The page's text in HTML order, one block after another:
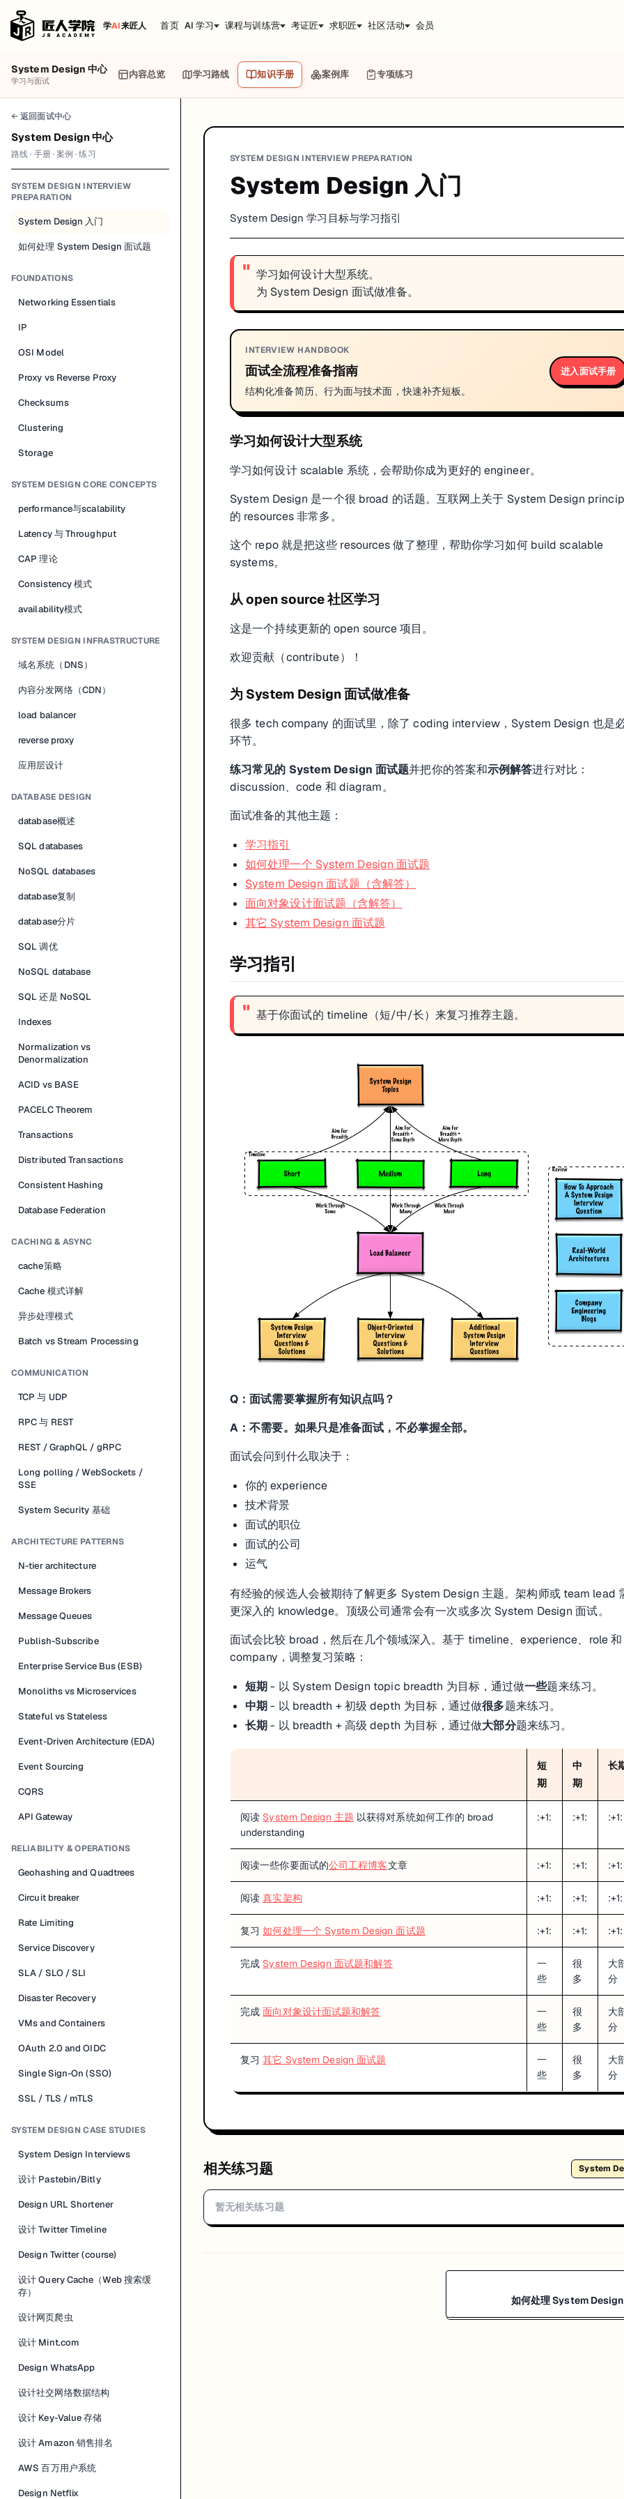
学AI来匠人 首页 AI 学习 课程与训练营 考证匠 求职匠 社区活动 会员
System Design 中心
学习与面试
内容总览 学习路线 知识手册 案例库 专项练习
← 返回面试中心
System Design 中心
路线 · 手册 · 案例 · 练习
SYSTEM DESIGN INTERVIEW
PREPARATION
System Design 入门
如何处理 System Design 面试题
FOUNDATIONS
Networking Essentials
IP
OSI Model
Proxy vs Reverse Proxy
Checksums
Clustering
Storage
SYSTEM DESIGN CORE CONCEPTS
performance与scalability
Latency 与 Throughput
CAP 理论
Consistency 模式
availability模式
SYSTEM DESIGN INFRASTRUCTURE
域名系统（DNS）
内容分发网络（CDN）
load balancer
reverse proxy
应用层设计
DATABASE DESIGN
database概述
SQL databases
NoSQL databases
database复制
database分片
SQL 调优
NoSQL database
SQL 还是 NoSQL
Indexes
Normalization vs
Denormalization
ACID vs BASE
PACELC Theorem
Transactions
Distributed Transactions
Consistent Hashing
Database Federation
CACHING & ASYNC
cache策略
Cache 模式详解
异步处理模式
Batch vs Stream Processing
COMMUNICATION
TCP 与 UDP
RPC 与 REST
REST / GraphQL / gRPC
Long polling / WebSockets /
SSE
System Security 基础
ARCHITECTURE PATTERNS
N-tier architecture
Message Brokers
Message Queues
Publish-Subscribe
Enterprise Service Bus (ESB)
Monoliths vs Microservices
Stateful vs Stateless
Event-Driven Architecture (EDA)
Event Sourcing
CQRS
API Gateway
RELIABILITY & OPERATIONS
Geohashing and Quadtrees
Circuit breaker
Rate Limiting
Service Discovery
SLA / SLO / SLI
Disaster Recovery
VMs and Containers
OAuth 2.0 and OIDC
Single Sign-On (SSO)
SSL / TLS / mTLS
SYSTEM DESIGN CASE STUDIES
System Design Interviews
设计 Pastebin/Bitly
Design URL Shortener
设计 Twitter Timeline
Design Twitter (course)
设计 Query Cache（Web 搜索缓
存）
设计网页爬虫
设计 Mint.com
Design WhatsApp
设计社交网络数据结构
设计 Key-Value 存储
设计 Amazon 销售排名
AWS 百万用户系统
Design Netflix
SYSTEM DESIGN INTERVIEW PREPARATION
System Design 入门
System Design 学习目标与学习指引
学习如何设计大型系统。
为 System Design 面试做准备。
INTERVIEW HANDBOOK
面试全流程准备指南
结构化准备简历、行为面与技术面，快速补齐短板。
进入面试手册
学习如何设计大型系统
学习如何设计 scalable 系统，会帮助你成为更好的 engineer。
System Design 是一个很 broad 的话题。互联网上关于 System Design
的 resources 非常多。
这个 repo 就是把这些 resources 做了整理，帮助你学习如何 build scalable
systems。
从 open source 社区学习
这是一个持续更新的 open source 项目。
欢迎贡献（contribute）！
为 System Design 面试做准备
很多 tech company 的面试里，除了 coding interview，System Design 也是
环节。
练习常见的 System Design 面试题并把你的答案和示例解答进行对比：
discussion、code 和 diagram。
面试准备的其他主题：
学习指引
如何处理一个 System Design 面试题
System Design 面试题（含解答）
面向对象设计面试题（含解答）
其它 System Design 面试题
学习指引
基于你面试的 timeline（短/中/长）来复习推荐主题。
Q：面试需要掌握所有知识点吗？
A：不需要。如果只是准备面试，不必掌握全部。
面试会问到什么取决于：
你的 experience
技术背景
面试的职位
面试的公司
运气
有经验的候选人会被期待了解更多 System Design 主题。架构师或 team lead
更深入的 knowledge。顶级公司通常会有一次或多次 System Design 面试。
面试会比较 broad，然后在几个领域深入。基于 timeline、experience、role 和
company，调整复习策略：
短期- 以 System Design topic breadth 为目标，通过做一些题来练习。
中期- 以 breadth + 初级 depth 为目标，通过做很多题来练习。
长期- 以 breadth + 高级 depth 为目标，通过做大部分题来练习。
短
期
中
期
长
阅读 System Design 主题 以获得对系统如何工作的 broad
understanding
:+1: :+1: :+1:
阅读一些你要面试的公司工程博客文章 :+1: :+1: :+1:
阅读真实架构 :+1: :+1: :+1:
复习如何处理一个 System Design 面试题 :+1: :+1: :+1:
完成 System Design 面试题和解答
一
些
很
多
大
分
完成面向对象设计面试题和解答
一
些
很
多
大
分
复习其它 System Design 面试题
一
些
很
多
大
分
相关练习题 System
暂无相关练习题
如何处理 System